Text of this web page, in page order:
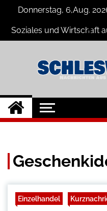
content
Donnerstag, 6,Aug.
Soziales und Wirtschaft
Neuigkeiten und
Schleswig und
Einzelhandel